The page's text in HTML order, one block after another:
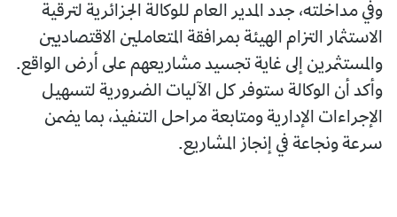
وفي مداخلته، جدد المدير العام للوكالة الجزائرية لترقية
الاستثمار التزام الهيئة بمرافقة المتعاملين الاقتصاديين
والمستثمرين إلى غاية تجسيد مشاريعهم على أرض الواقع.
وأكد أن الوكالة ستوفر كل الآليات الضرورية لتسهيل
الإجراءات الإدارية ومتابعة مراحل التنفيذ، بما يضمن
سرعة ونجاعة في إنجاز المشاريع.